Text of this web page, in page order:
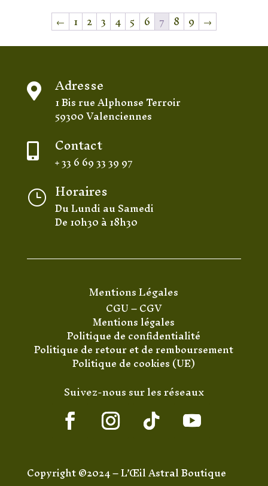
était :
2,00 €.
est :
1,50 €.
2,00 €.
← 1 2 3 4 5 6 7 8 9 →
 Adresse
1 Bis rue Alphonse Terroir
59300 Valenciennes
 Contact
+ 33 6 69 33 39 97
} Horaires
Du Lundi au Samedi
De 10h30 à 18h30
Mentions Légales
CGU–CGV
Mentions légales
Politique de confidentialité
Politique de retour et de remboursement
Politique de cookies (UE)
Suivez-nous sur les réseaux
Copyright ©2024 – L’Œil Astral Boutique